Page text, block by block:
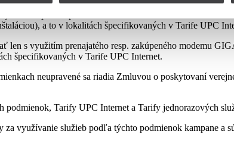
resp. zakúpeného modemu GIGA ConnectBox
a to v lokalitách špecifikovaných v Tarife UPC
len s využitím prenajatého resp. zakúpeného modemu
špecifikovaných v Tarife UPC Internet.
neupravené sa riadia Zmluvou o poskytovaní
Tarify UPC Internet a Tarify jednorazových
využívanie služieb podľa týchto podmienok kampane a